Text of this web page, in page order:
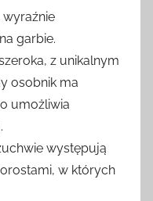
wyraźnie
garbie.
z unikalnym
osobnik ma
umożliwia
występują
w których